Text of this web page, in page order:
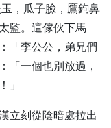
，瓜子臉，鷹鉤鼻
監。這傢伙下馬
「李公公，弟兄們
「一個也別放過，
」
立刻從陰暗處拉出